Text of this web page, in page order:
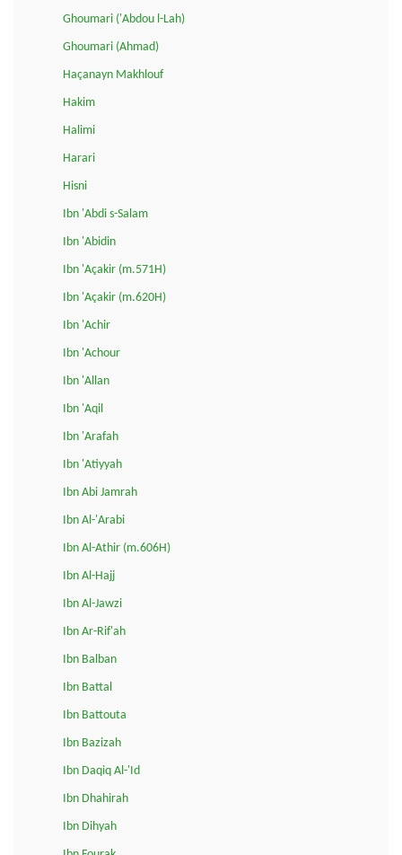
Ghoumari ('Abdou l-Lah)
Ghoumari (Ahmad)
Haçanayn Makhlouf
Hakim
Halimi
Harari
Hisni
Ibn 'Abdi s-Salam
Ibn 'Abidin
Ibn 'Açakir (m.571H)
Ibn 'Açakir (m.620H)
Ibn 'Achir
Ibn 'Achour
Ibn 'Allan
Ibn 'Aqil
Ibn 'Arafah
Ibn 'Atiyyah
Ibn Abi Jamrah
Ibn Al-'Arabi
Ibn Al-Athir (m.606H)
Ibn Al-Hajj
Ibn Al-Jawzi
Ibn Ar-Rif'ah
Ibn Balban
Ibn Battal
Ibn Battouta
Ibn Bazizah
Ibn Daqiq Al-'Id
Ibn Dhahirah
Ibn Dihyah